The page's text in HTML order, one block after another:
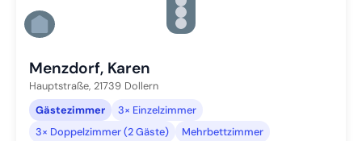
Zu Slide 4 wechseln
Zu Slide 5 wechseln
Zu Slide 6 wechseln
Menzdorf, Karen
Hauptstraße, 21739 Dollern
Gästezimmer
3× Einzelzimmer
3× Doppelzimmer (2 Gäste)
Mehrbettzimmer